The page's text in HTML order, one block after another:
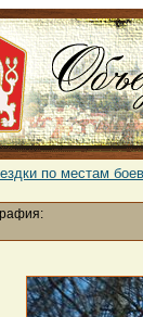
по местам